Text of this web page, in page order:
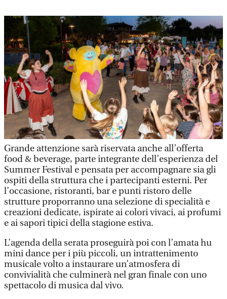
Grande attenzione sarà riservata anche all’offerta
food & beverage, parte integrante dell’esperienza del
Summer Festival e pensata per accompagnare sia gli
ospiti della struttura che i partecipanti esterni. Per
l’occasione, ristoranti, bar e punti ristoro delle
strutture proporranno una selezione di specialità e
creazioni dedicate, ispirate ai colori vivaci, ai profumi
e ai sapori tipici della stagione estiva.
L’agenda della serata proseguirà poi con l’amata hu
mini dance per i più piccoli, un intrattenimento
musicale volto a instaurare un’atmosfera di
convivialità che culminerà nel gran finale con uno
spettacolo di musica dal vivo.